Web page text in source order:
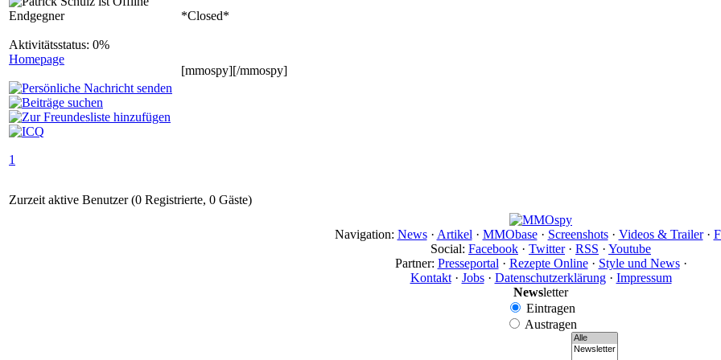
Endgegner
Aktivitätsstatus: 0%
Homepage
*Closed*
[mmospy][/mmospy]
1
Zurzeit aktive Benutzer (0 Registrierte, 0 Gäste)
Navigation: News· Artikel · MMObase· Screenshots· Videos & Trailer·
Social: Facebook · Twitter· RSS · Youtube
Partner: Presseportal · Rezepte Online· Style und News·
Kontakt· Jobs· Datenschutzerklärung· Impressum
Newsletter
Eintragen
Austragen